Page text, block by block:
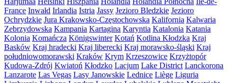
France Inwałd Irlandia Istria Jassy Jezioro Bledzkie Jezioro
Ochrydzkie Jura Krakowsko-Częstochowska Kalifornia Kalwaria
Zebrzydowska Kampania Kartagina Karyntia Katalonia Katania
Kolonia Komańcza Königswinter Kotań Kotlina Kłodzka Kraj
Basków Kraj hradecki Kraj liberecki Kraj morawsko-śląski Kraj
południowomorawski Kraków Krym Krzeszowice Krzyżtopór
Kudowa-Zdrój Kwiatoń Kłodzko Lacjum Lake District Lanckorona
Lanzarote Las Vegas Lasy Janowskie Lednice Liège Liguria